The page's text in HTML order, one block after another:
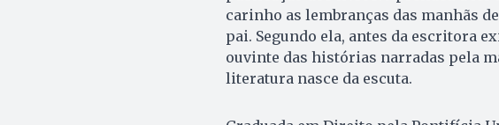
carinho as lembranças das manhãs
pai. Segundo ela, antes da escritora
ouvinte das histórias narradas pela
literatura nasce da escuta.